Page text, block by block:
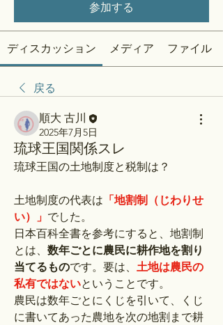
参加する
ディスカッション メディア ファイル
戻る
順大 古川
2025年7月5日
琉球王国関係スレ
琉球王国の土地制度と税制は？
土地制度の代表は 「地割制（じわりせ
い）」 でした。
日本百科全書を参考にすると、地割制
とは、 数年ごとに農民に耕作地を割り
当てるものです。要は、 土地は農民の
私有ではないということです。
農民は数年ごとにくじを引いて、くじ
に書いてあった農地を次の地割まで耕